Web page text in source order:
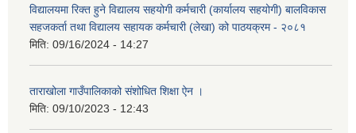
विद्यालयमा रिक्त हुने विद्यालय सहयोगी कर्मचारी (कार्यालय सहयोगी) बालविकास
सहजकर्ता तथा विद्यालय सहायक कर्मचारी (लेखा) को पाठयक्रम - २०८१
मिति: 09/16/2024 - 14:27
ताराखोला गाउँपालिकाको संशोधित शिक्षा ऐन ।
मिति: 09/10/2023 - 12:43